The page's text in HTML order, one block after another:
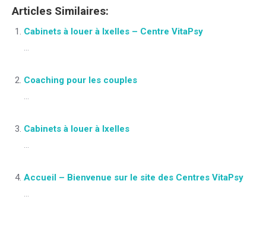
Articles Similaires:
Cabinets à louer à Ixelles – Centre VitaPsy
...
Coaching pour les couples
...
Cabinets à louer à Ixelles
...
Accueil – Bienvenue sur le site des Centres VitaPsy
...